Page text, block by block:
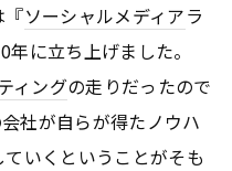
『ソーシャルメディアラ
に立ち上げました。
ィングの走りだったので
社が自らが得たノウハ
ていくということがそも